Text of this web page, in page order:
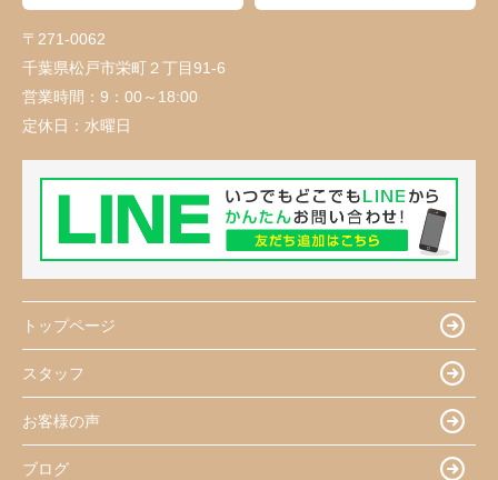
〒271-0062
千葉県松戸市栄町２丁目91-6
営業時間： 9：00～18:00
定休日： 水曜日
トップページ
スタッフ
お客様の声
ブログ